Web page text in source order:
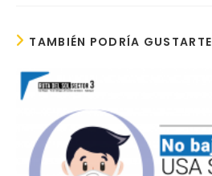
TAMBIÉN PODRÍA GUSTARTE